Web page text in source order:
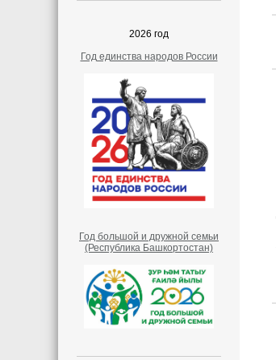
2026 год
Год единства народов России
Год большой и дружной семьи
(Республика Башкортостан)